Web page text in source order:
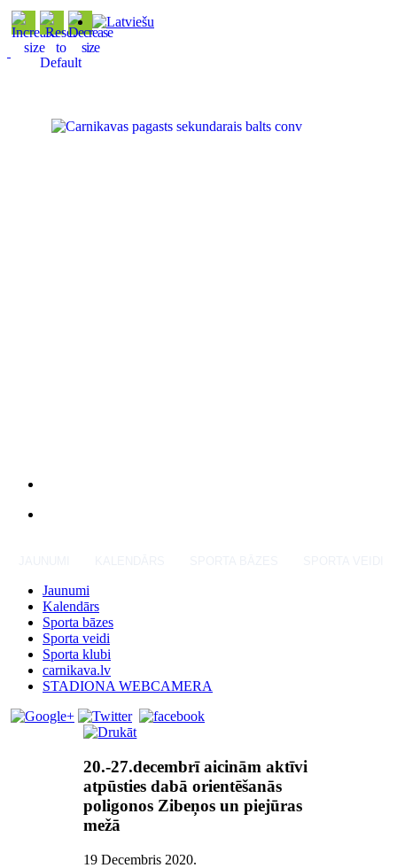
Jaunumi
Kalendārs
Sporta bāzes
Sporta veidi
Sporta klubi
carnikava.lv
STADIONA WEBCAMERA
20.-27.decembrī aicinām aktīvi
atpūsties dabā orientēšanās
poligonos Zibeņos un piejūras
mežā
19 Decembris 2020.